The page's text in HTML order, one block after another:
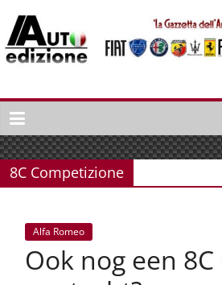
naar
inhoud
Auto
Edizione
La
Gazetta
dell'Automobile
Italiaans
autonieuws
8C Competizione
Alfa Romeo
Ook nog een 8C